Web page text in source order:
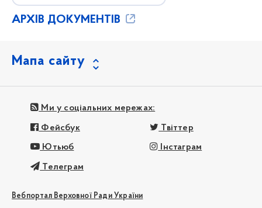
АРХІВ ДОКУМЕНТІВ
Мапа сайту
Ми у соціальних мережах:
Фейсбук Твіттер
Ютьюб Інстаграм
Телеграм
Вебпортал Верховної Ради України